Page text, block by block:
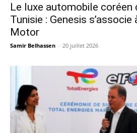
Le luxe automobile coréen
Tunisie : Genesis
Motor
Samir Belhassen - 20 juillet 2026